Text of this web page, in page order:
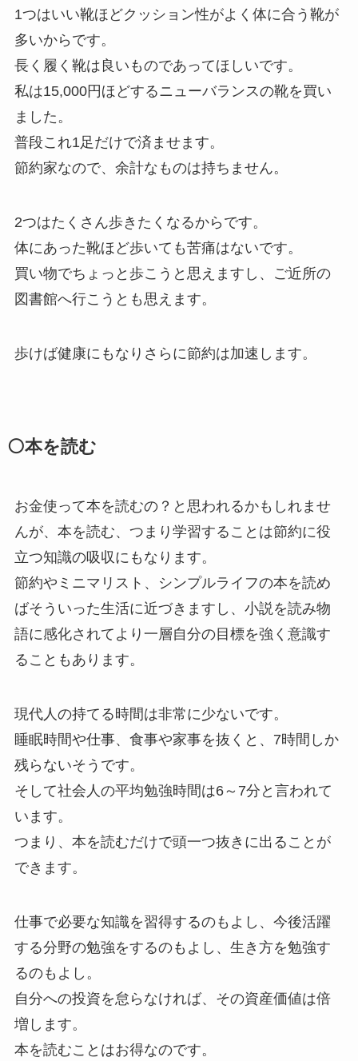
1つはいい靴ほどクッション性がよく体に合う靴が
多いからです。
長く履く靴は良いものであってほしいです。
私は15,000円ほどするニューバランスの靴を買い
ました。
普段これ1足だけで済ませます。
節約家なので、余計なものは持ちません。
2つはたくさん歩きたくなるからです。
体にあった靴ほど歩いても苦痛はないです。
買い物でちょっと歩こうと思えますし、ご近所の
図書館へ行こうとも思えます。
歩けば健康にもなりさらに節約は加速します。
⚪本を読む
お金使って本を読むの？と思われるかもしれませ
んが、本を読む、つまり学習することは節約に役
立つ知識の吸収にもなります。
節約やミニマリスト、シンプルライフの本を読め
ばそういった生活に近づきますし、小説を読み物
語に感化されてより一層自分の目標を強く意識す
ることもあります。
現代人の持てる時間は非常に少ないです。
睡眠時間や仕事、食事や家事を抜くと、7時間しか
残らないそうです。
そして社会人の平均勉強時間は6～7分と言われて
います。
つまり、本を読むだけで頭一つ抜きに出ることが
できます。
仕事で必要な知識を習得するのもよし、今後活躍
する分野の勉強をするのもよし、生き方を勉強す
るのもよし。
自分への投資を怠らなければ、その資産価値は倍
増します。
本を読むことはお得なのです。